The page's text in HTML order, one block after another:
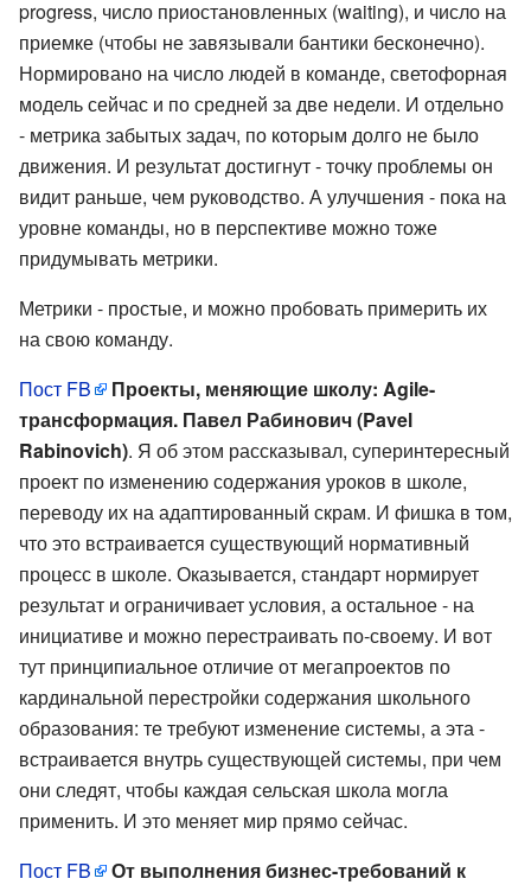
progress, число приостановленных (waiting), и число на
приемке (чтобы не завязывали бантики бесконечно).
Нормировано на число людей в команде, светофорная
модель сейчас и по средней за две недели. И отдельно
- метрика забытых задач, по которым долго не было
движения. И результат достигнут - точку проблемы он
видит раньше, чем руководство. А улучшения - пока на
уровне команды, но в перспективе можно тоже
придумывать метрики.
Метрики - простые, и можно пробовать примерить их
на свою команду.
Пост FB
Проекты, меняющие школу: Agile-
трансформация. Павел Рабинович (Pavel
Rabinovich). Я об этом рассказывал, суперинтересный
проект по изменению содержания уроков в школе,
переводу их на адаптированный скрам. И фишка в том,
что это встраивается существующий нормативный
процесс в школе. Оказывается, стандарт нормирует
результат и ограничивает условия, а остальное - на
инициативе и можно перестраивать по-своему. И вот
тут принципиальное отличие от мегапроектов по
кардинальной перестройки содержания школьного
образования: те требуют изменение системы, а эта -
встраивается внутрь существующей системы, при чем
они следят, чтобы каждая сельская школа могла
применить. И это меняет мир прямо сейчас.
Пост FB
От выполнения бизнес-требований к